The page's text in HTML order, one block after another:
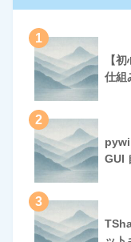
1
【
仕組
2
GUI
3